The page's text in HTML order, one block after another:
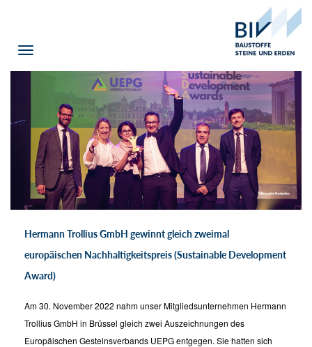
Toggle
navigation
Hermann Trollius GmbH gewinnt gleich zweimal
europäischen Nachhaltigkeitspreis (Sustainable Development
Award)
Am 30. November 2022 nahm unser Mitgliedsunternehmen Hermann
Trollius GmbH in Brüssel gleich zwei Auszeichnungen des
Europäischen Gesteinsverbands UEPG entgegen. Sie hatten sich